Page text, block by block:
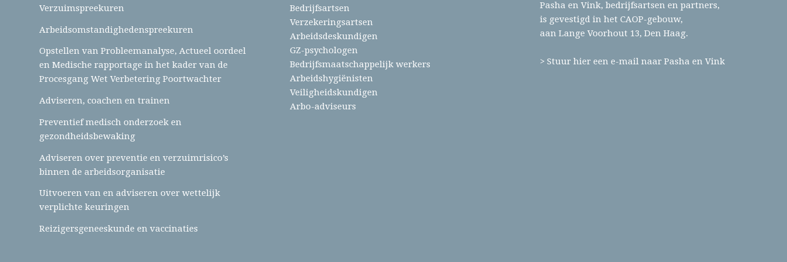
Verzuimspreekuren
Arbeidsomstandighedenspreekuren
Opstellen van Probleemanalyse, Actueel oordeel
en Medische rapportage in het kader van de
Procesgang Wet Verbetering Poortwachter
Adviseren, coachen en trainen
Preventief medisch onderzoek en
gezondheidsbewaking
Adviseren over preventie en verzuimrisico’s
binnen de arbeidsorganisatie
Uitvoeren van en adviseren over wettelijk
verplichte keuringen
Reizigersgeneeskunde en vaccinaties
Bedrijfsartsen
Verzekeringsartsen
Arbeidsdeskundigen
GZ-psychologen
Bedrijfsmaatschappelijk werkers
Arbeidshygiënisten
Veiligheidskundigen
Arbo-adviseurs
Pasha en Vink, bedrijfsartsen en partners,
is gevestigd in het CAOP-gebouw,
aan Lange Voorhout 13, Den Haag.
> Stuur hier een e-mail naar Pasha en Vink